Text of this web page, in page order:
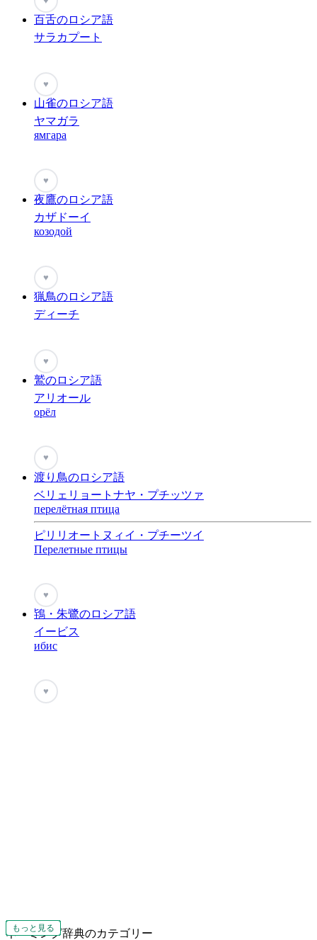
もっと見る
もっと見る
もっと見る
もっと見る
もっと見る
もっと見る
もっと見る
もっと見る
もっと見る
もっと見る
もっと見る
もっと見る
もっと見る
もっと見る
もっと見る
もっと見る
もっと見る
もっと見る
もっと見る
もっと見る
もっと見る
もっと見る
もっと見る
もっと見る
もっと見る
もっと見る
もっと見る
もっと見る
もっと見る
もっと見る
百舌のロシア語
サラカプート
♥
山雀のロシア語
ヤマガラ
ямгара
もっと見る
♥
夜鷹のロシア語
カザドーイ
козодой
もっと見る
♥
猟鳥のロシア語
ディーチ
♥
鷲のロシア語
アリオール
орёл
もっと見る
♥
渡り鳥のロシア語
ベリェリョートナヤ・プチッツァ
перелётная птица
ピリリオートヌィイ・プチーツイ
Перелетные птицы
♥
鴇・朱鷺のロシア語
イービス
ибис
♥
ネーミング辞典のカテゴリー